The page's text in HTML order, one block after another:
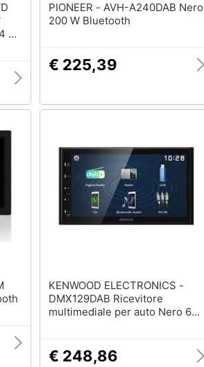
x
PIONEER - AVH-A240DAB Nero
200 W Bluetooth
€ 225,39
KENWOOD ELECTRONICS -
DMX129DAB Ricevitore
multimediale per auto Nero 64
€ 248,86